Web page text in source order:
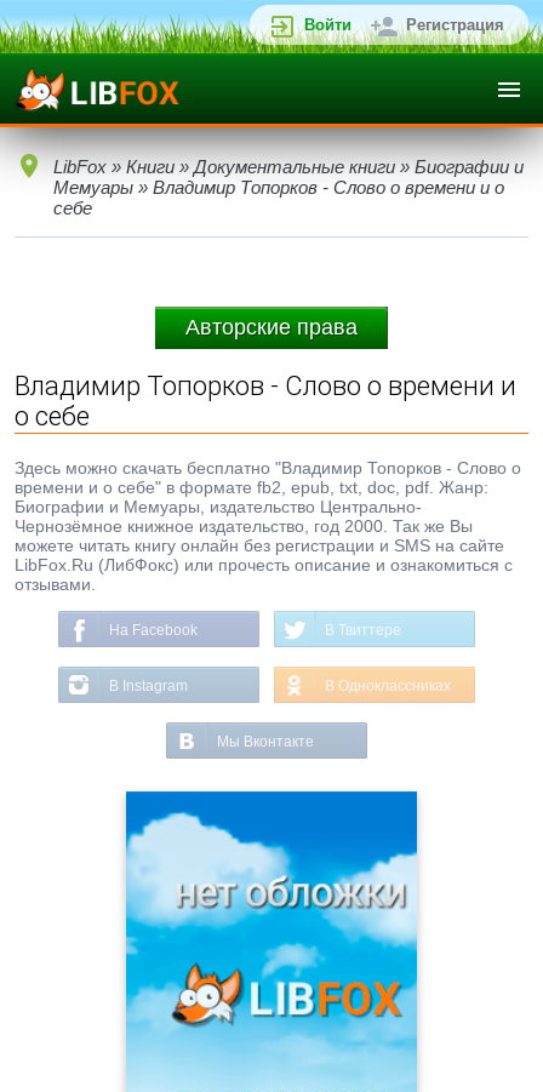
Войти Регистрация
LibFox » Книги » Документальные книги » Биографии и
Мемуары » Владимир Топорков - Слово о времени и о
себе
Авторские права
Владимир Топорков - Слово о времени и
о себе
Здесь можно скачать бесплатно "Владимир Топорков - Слово о
времени и о себе" в формате fb2, epub, txt, doc, pdf. Жанр:
Биографии и Мемуары, издательство Центрально-
Чернозёмное книжное издательство, год 2000. Так же Вы
можете читать книгу онлайн без регистрации и SMS на сайте
LibFox.Ru (ЛибФокс) или прочесть описание и ознакомиться с
отзывами.
На Facebook В Твиттере
В Instagram В Одноклассниках
Мы Вконтакте